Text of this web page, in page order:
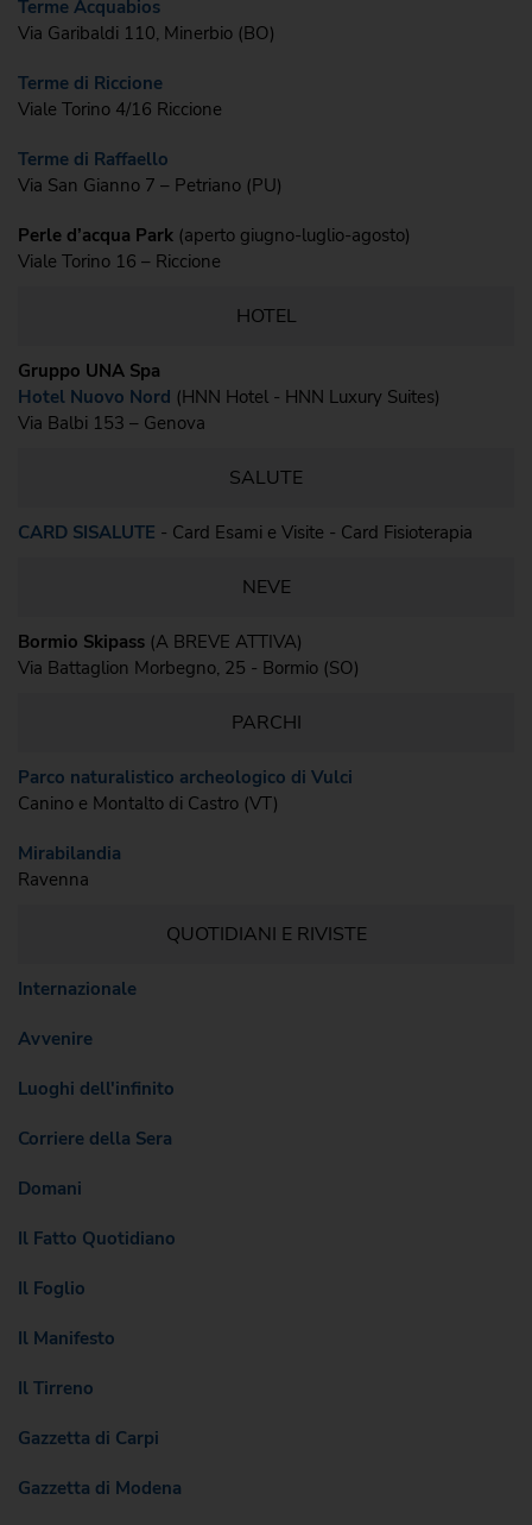
Terme Acquabios
Via Garibaldi 110, Minerbio (BO)
Terme di Riccione
Viale Torino 4/16 Riccione
Terme di Raffaello
Via San Gianno 7 – Petriano (PU)
Perle d’acqua Park (aperto giugno-luglio-agosto)
Viale Torino 16 – Riccione
HOTEL
Gruppo UNA Spa
Hotel Nuovo Nord (HNN Hotel - HNN Luxury Suites)
Via Balbi 153 – Genova
SALUTE
CARD SISALUTE - Card Esami e Visite - Card Fisioterapia
NEVE
Bormio Skipass (A BREVE ATTIVA)
Via Battaglion Morbegno, 25 - Bormio (SO)
PARCHI
Parco naturalistico archeologico di Vulci
Canino e Montalto di Castro (VT)
Mirabilandia
Ravenna
QUOTIDIANI E RIVISTE
Internazionale
Avvenire
Luoghi dell'infinito
Corriere della Sera
Domani
Il Fatto Quotidiano
Il Foglio
Il Manifesto
Il Tirreno
Gazzetta di Carpi
Gazzetta di Modena